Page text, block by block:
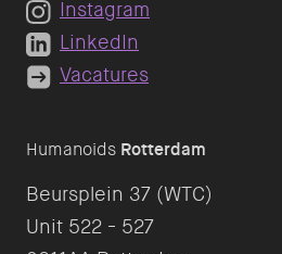
Humanoids Rotterdam
Beursplein 37 (WTC)
Unit 522 - 527
Instagram
LinkedIn
Vacatures